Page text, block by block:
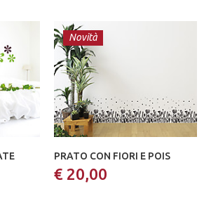
Novità
PRATO CON FIORI E POIS
€ 20,00